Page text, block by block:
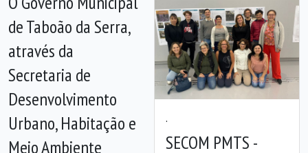
.
SECOM PMTS -
de Taboão da Serra,
através da
Secretaria de
Desenvolvimento
Urbano, Habitação e
Meio Ambiente